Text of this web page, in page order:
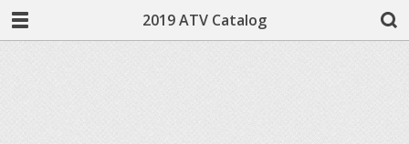
2019 ATV Catalog